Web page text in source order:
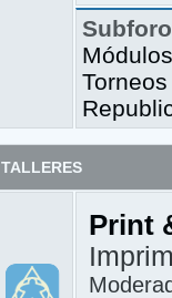
TALLERES
Print